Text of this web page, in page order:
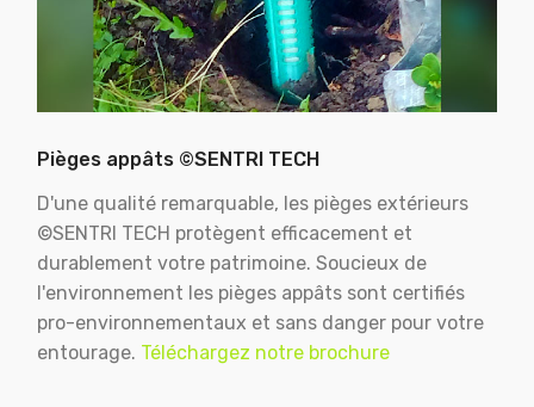
Pièges appâts ©SENTRI TECH
D'une qualité remarquable, les pièges extérieurs
©SENTRI TECH protègent efficacement et
durablement votre patrimoine. Soucieux de
l'environnement les pièges appâts sont certifiés
pro-environnementaux et sans danger pour votre
entourage. Téléchargez notre brochure